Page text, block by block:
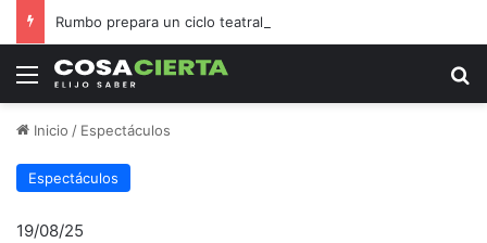
Rumbo prepara un ciclo teatral para todo agosto
Menú
Inicio / Espectáculos
Espectáculos
19/08/25